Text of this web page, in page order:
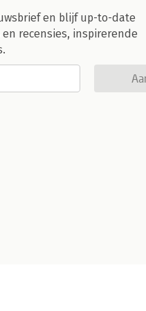
en blijf up-to-date
recensies, inspirerende